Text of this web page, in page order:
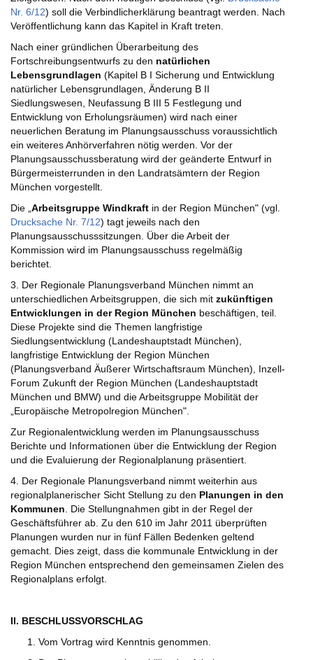
Nr. 6/12) soll die Verbindlicherklärung beantragt werden. Nach
Veröffentlichung kann das Kapitel in Kraft treten.
Nach einer gründlichen Überarbeitung des
Fortschreibungsentwurfs zu den natürlichen
Lebensgrundlagen (Kapitel B I Sicherung und Entwicklung
natürlicher Lebensgrundlagen, Änderung B II
Siedlungswesen, Neufassung B III 5 Festlegung und
Entwicklung von Erholungsräumen) wird nach einer
neuerlichen Beratung im Planungsausschuss voraussichtlich
ein weiteres Anhörverfahren nötig werden. Vor der
Planungsausschussberatung wird der geänderte Entwurf in
Bürgermeisterrunden in den Landratsämtern der Region
München vorgestellt.
Die „Arbeitsgruppe Windkraft in der Region München" (vgl.
Drucksache Nr. 7/12) tagt jeweils nach den
Planungsausschusssitzungen. Über die Arbeit der
Kommission wird im Planungsausschuss regelmäßig
berichtet.
3. Der Regionale Planungsverband München nimmt an
unterschiedlichen Arbeitsgruppen, die sich mit zukünftigen
Entwicklungen in der Region München beschäftigen, teil.
Diese Projekte sind die Themen langfristige
Siedlungsentwicklung (Landeshauptstadt München),
langfristige Entwicklung der Region München
(Planungsverband Äußerer Wirtschaftsraum München), Inzell-
Forum Zukunft der Region München (Landeshauptstadt
München und BMW) und die Arbeitsgruppe Mobilität der
„Europäische Metropolregion München".
Zur Regionalentwicklung werden im Planungsausschuss
Berichte und Informationen über die Entwicklung der Region
und die Evaluierung der Regionalplanung präsentiert.
4. Der Regionale Planungsverband nimmt weiterhin aus
regionalplanerischer Sicht Stellung zu den Planungen in den
Kommunen. Die Stellungnahmen gibt in der Regel der
Geschäftsführer ab. Zu den 610 im Jahr 2011 überprüften
Planungen wurden nur in fünf Fällen Bedenken geltend
gemacht. Dies zeigt, dass die kommunale Entwicklung in der
Region München entsprechend den gemeinsamen Zielen des
Regionalplans erfolgt.
II. BESCHLUSSVORSCHLAG
Vom Vortrag wird Kenntnis genommen.